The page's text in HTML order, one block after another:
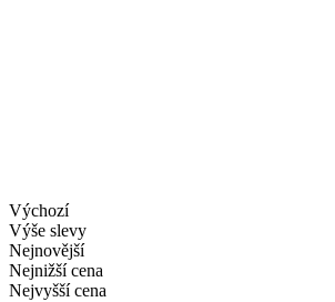
Výchozí
Výše slevy
Nejnovější
Nejnižší cena
Nejvyšší cena